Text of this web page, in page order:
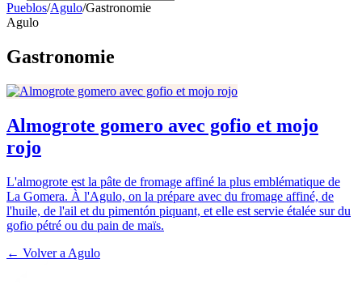
Pueblos/Agulo/Gastronomie
Agulo
Gastronomie
Almogrote gomero avec gofio et mojo
rojo
L'almogrote est la pâte de fromage affiné la plus emblématique de
La Gomera. À l'Agulo, on la prépare avec du fromage affiné, de
l'huile, de l'ail et du pimentón piquant, et elle est servie étalée sur du
gofio pétré ou du pain de maïs.
← Volver a Agulo